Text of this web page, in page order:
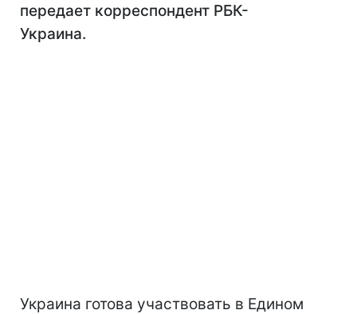
передает корреспондент РБК-
Украина.
Украина готова участвовать в Едином